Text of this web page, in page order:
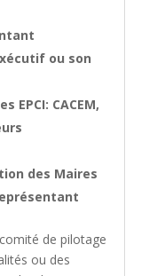
ou son
EPCI: CACEM,
des Maires
de pilotage
ou des